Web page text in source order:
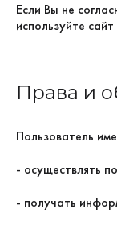
Если Вы не
используйте
Права и
Пользователь
- осуществлять
- получать